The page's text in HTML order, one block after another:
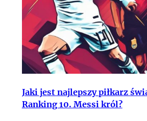
Jaki jest najlepszy piłkarz
Ranking 10. Messi król?